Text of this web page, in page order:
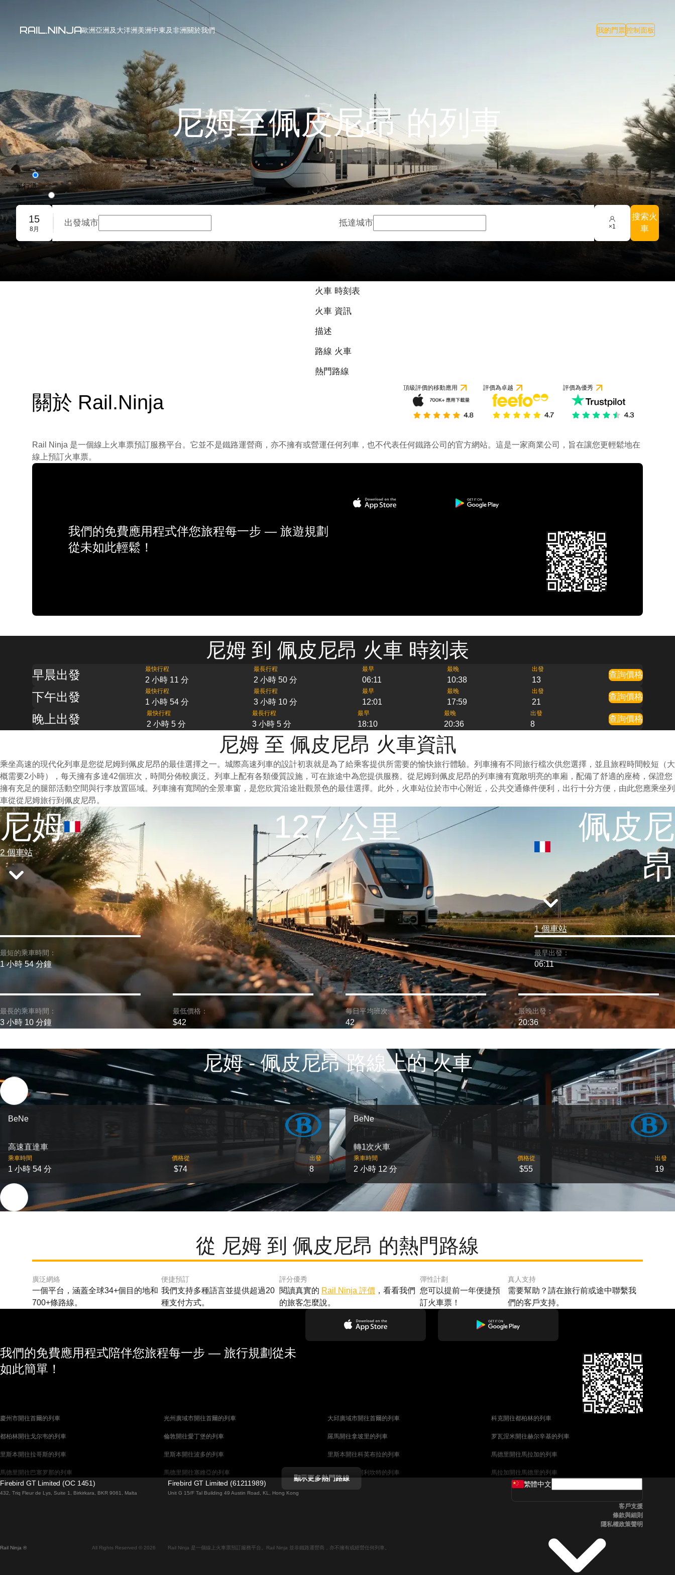
歐洲亞洲及大洋洲美洲中東及非洲關於我們 我的門票控制面板
尼姆至佩皮尼昂 的列車
單行道
往返旅程
團體預訂
15
8月
出發城市 抵達城市 ×1
搜索火
車
火車 時刻表
火車 資訊
描述
路線 火車
熱門路線
關於 Rail.Ninja
頂級評價的移動應用 評價為卓越 評價為優秀
Rail Ninja 是一個線上火車票預訂服務平台。它並不是鐵路運營商，亦不擁有或營運任何列車，也不代表任何鐵路公司的官方網站。這是一家商業公司，旨在讓您更輕鬆地在
線上預訂火車票。
我們的免費應用程式伴您旅程每一步 — 旅遊規劃
從未如此輕鬆！
尼姆 到 佩皮尼昂 火車 時刻表
早晨出發 最快行程
2 小時 11 分
最長行程
2 小時 50 分
最早
06:11
最晚
10:38
出發
13
查詢價格
下午出發 最快行程
1 小時 54 分
最長行程
3 小時 10 分
最早
12:01
最晚
17:59
出發
21
查詢價格
晚上出發 最快行程
2 小時 5 分
最長行程
3 小時 5 分
最早
18:10
最晚
20:36
出發
8
查詢價格
尼姆 至 佩皮尼昂 火車資訊
乘坐高速的現代化列車是您從尼姆到佩皮尼昂的最佳選擇之一。城際高速列車的設計初衷就是為了給乘客提供所需要的愉快旅行體驗。列車擁有不同旅行檔次供您選擇，並且旅程時間較短（大
概需要2小時），每天擁有多達42個班次，時間分佈較廣泛。列車上配有各類優質設施，可在旅途中為您提供服務。從尼姆到佩皮尼昂的列車擁有寬敞明亮的車廂，配備了舒適的座椅，保證您
擁有充足的腿部活動空間與行李放置區域。列車擁有寬闊的全景車窗，是您欣賞沿途壯觀景色的最佳選擇。此外，火車站位於市中心附近，公共交通條件便利，出行十分方便，由此您應乘坐列
車從從尼姆旅行到佩皮尼昂。
尼姆
2 個車站
127 公里
佩皮尼
昂
1 個車站
最短的乘車時間：
1 小時 54 分鐘
最早出發：
06:11
最長的乘車時間：
3 小時 10 分鐘
最低價格：
$42
每日平均班次:
42
最晚出發：
20:36
尼姆 - 佩皮尼昂 路線上的 火車
BeNe
高速直達車
乘車時間
1 小時 54 分
價格從
$74
出發
8
BeNe
轉1次火車
乘車時間
2 小時 12 分
價格從
$55
出發
19
從 尼姆 到 佩皮尼昂 的熱門路線
廣泛網絡
一個平台，涵蓋全球34+個目的地和
700+條路線。
便捷預訂
我們支持多種語言並提供超過20
種支付方式。
評分優秀
閱讀真實的 Rail Ninja 評價，看看我們
的旅客怎麼說。
彈性計劃
您可以提前一年便捷預
訂火車票！
真人支持
需要幫助？請在旅行前或途中聯繫我
們的客戶支持。
我們的免費應用程式陪伴您旅程每一步 — 旅行規劃從未
如此簡單！
慶州市開往首爾的列車 光州廣域市開往首爾的列車 大邱廣域市開往首爾的列車 科克開往都柏林的列車
都柏林開往戈尔韦的列車 倫敦開往愛丁堡的列車 羅馬開往拿坡里的列車 罗瓦涅米開往赫尔辛基的列車
里斯本開往拉哥斯的列車 里斯本開往波多的列車 里斯本開往科英布拉的列車 馬德里開往馬拉加的列車
馬德里開往巴塞罗那的列車 馬德里開往塞維亞的列車 馬德里開往阿利坎特的列車 馬拉加開往馬德里的列車
巴塞罗那開往馬德里的列車 巴塞罗那開往塞維亞的列車 威尼斯開往佛羅倫斯的列車
首爾開往蔚山廣域市的列車 首爾開往大邱廣域市的列車 首爾開往釜山的列車 斯德哥爾摩開往哥本哈根的列車
中央車站開往卑尔根的列車
顯示更多熱門路線
Firebird GT Limited (OC 1451)
432, Triq Fleur de Lys, Suite 1, Birkirkara, BKR 9061, Malta
Firebird GT Limited (61211989)
Unit G 15/F Tal Building 49 Austin Road, KL, Hong Kong
Rail Ninja ® All Rights Reserved © 2026 Rail Ninja 是一個線上火車票預訂服務平台。Rail Ninja 並非鐵路運營商，亦不擁有或經營任何列車。
繁體中文
客戶支援
條款與細則
隱私權政策聲明